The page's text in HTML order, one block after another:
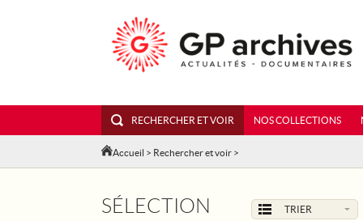
RECHERCHER ET VOIR NOS COLLECTIONS
Accueil > Rechercher et voir >
SÉLECTION TRIER